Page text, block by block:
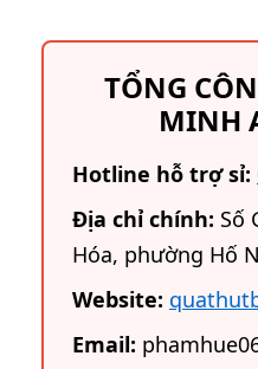
TỔNG
MINH
Hotline hỗ trợ sỉ:
Địa chỉ chính: Số
Hóa, phường Hố
Website:
Email: